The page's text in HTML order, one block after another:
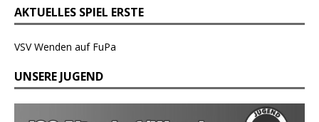
AKTUELLES SPIEL ERSTE
VSV Wenden auf FuPa
UNSERE JUGEND